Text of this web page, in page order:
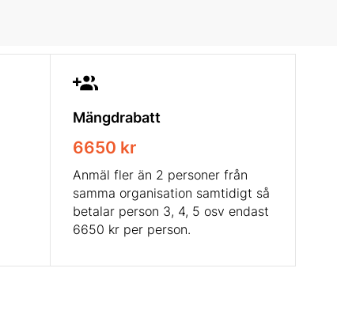
Mängdrabatt
6650 kr
Anmäl fler än 2 personer från
samma organisation samtidigt så
betalar person 3, 4, 5 osv endast
6650 kr per person.